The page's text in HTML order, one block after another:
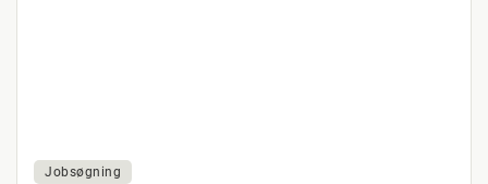
Jobsøgning